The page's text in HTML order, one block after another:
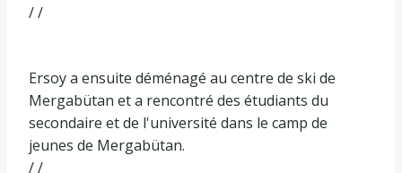
/ /
Ersoy a ensuite déménagé au centre de ski de
Mergabütan et a rencontré des étudiants du
secondaire et de l'université dans le camp de
jeunes de Mergabütan.
/ /